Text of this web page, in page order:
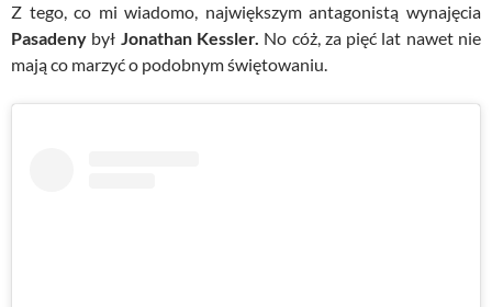
Z tego, co mi wiadomo, największym antagonistą wynajęcia
Pasadeny był Jonathan Kessler. No cóż, za pięć lat nawet nie
mają co marzyć o podobnym świętowaniu.